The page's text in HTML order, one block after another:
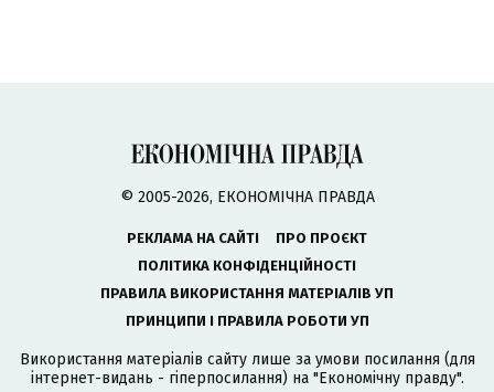
© 2005-2026, ЕКОНОМІЧНА ПРАВДА
РЕКЛАМА НА САЙТІ
ПРО ПРОЄКТ
ПОЛІТИКА КОНФІДЕНЦІЙНОСТІ
ПРАВИЛА ВИКОРИСТАННЯ МАТЕРІАЛІВ УП
ПРИНЦИПИ І ПРАВИЛА РОБОТИ УП
Використання матеріалів сайту лише за умови посилання (для
інтернет-видань - гіперпосилання) на "Економічну правду".